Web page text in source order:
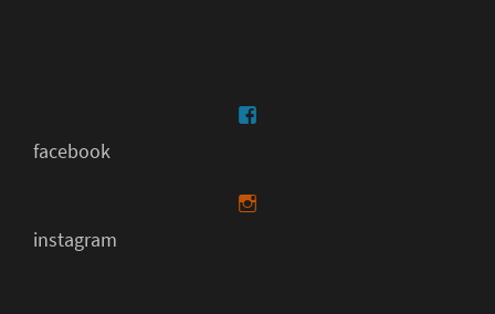
facebook
instagram